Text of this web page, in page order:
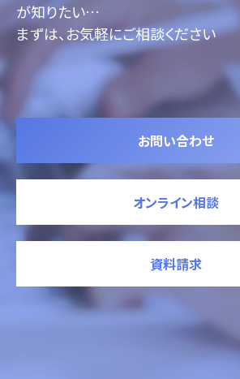
が知りたい…
まずは、お気軽にご相談ください
お問い合わせ
オンライン相談
資料請求